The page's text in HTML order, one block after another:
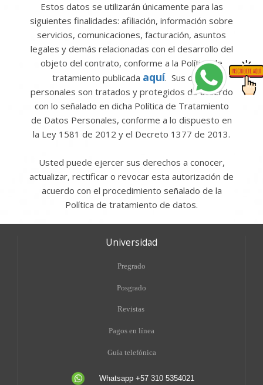
Estos datos se utilizarán únicamente para las
siguientes finalidades: afiliación, información sobre
servicios, comunicaciones, facturación, asuntos
legales y demás relacionadas con el desarrollo del
objeto del contrato, conforme a la Política de
tratamiento publicada aquí. Sus datos
personales son tratados y protegidos de acuerdo
con lo señalado en dicha Política de Tratamiento
de Datos Personales, conforme a lo dispuesto en
la Ley 1581 de 2012 y el Decreto 1377 de 2013.
Usted puede ejercer sus derechos a conocer,
actualizar, rectificar o revocar esta autorización de
acuerdo con el procedimiento señalado de la
Política de tratamiento de datos.
Universidad
Pregrado
Posgrado
Revistas
Pagos en línea
Guía telefónica
Whatsapp +57 310 5354021